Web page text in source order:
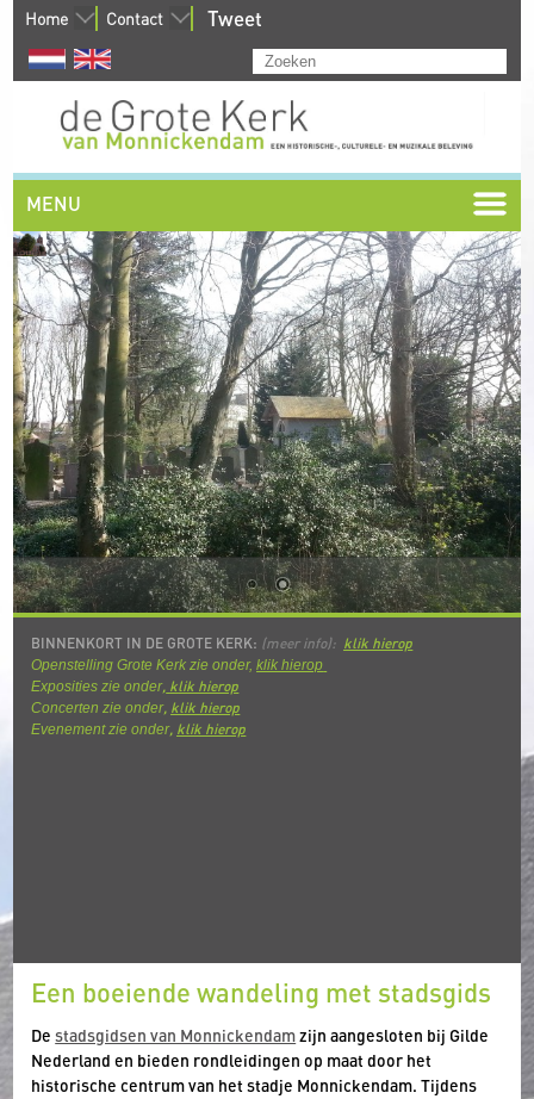
Home Contact Tweet
MENU
BINNENKORT IN DE GROTE KERK: (meer info): klik hierop
Openstelling Grote Kerk zie onder, klik hierop
Exposities zie onder, klik hierop
Concerten zie onder, klik hierop
Evenement zie onder, klik hierop
Een boeiende wandeling met stadsgids
Destadsgidsen van Monnickendamzijn aangesloten bij Gilde
Nederland en bieden rondleidingen op maat door het
historische centrum van het stadje Monnickendam. Tijdens